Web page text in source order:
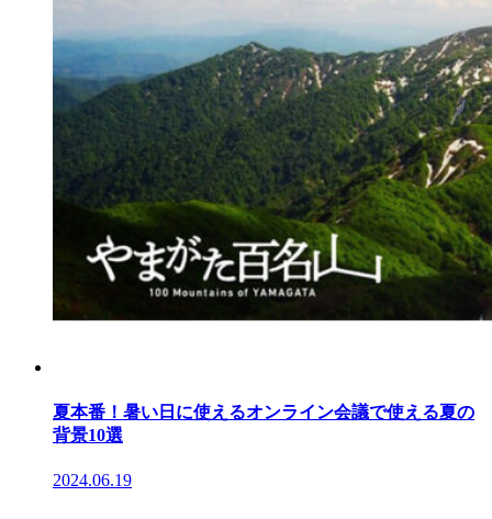
夏本番！暑い日に使えるオンライン会議で使える夏の
背景10選
2024.06.19